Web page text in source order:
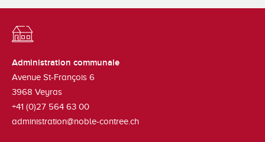
Administration communale
Avenue St-François 6
3968 Veyras
+41 (0)27 564 63 00
administration@noble-contree.ch